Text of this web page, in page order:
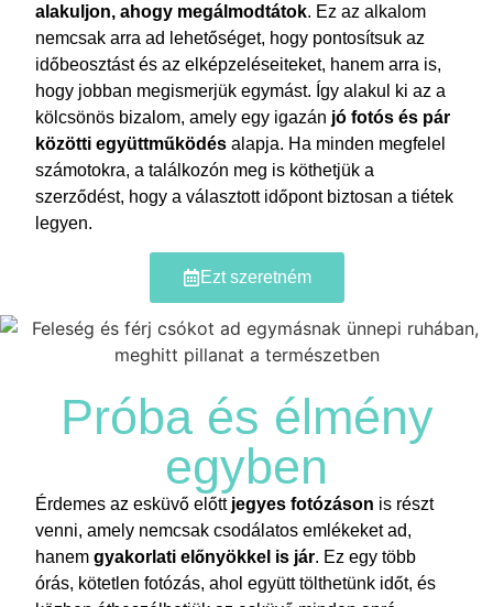
alakuljon, ahogy megálmodtátok. Ez az alkalom
nemcsak arra ad lehetőséget, hogy pontosítsuk az
időbeosztást és az elképzeléseiteket, hanem arra is,
hogy jobban megismerjük egymást. Így alakul ki az a
kölcsönös bizalom, amely egy igazán jó fotós és pár
közötti együttműködés alapja. Ha minden megfelel
számotokra, a találkozón meg is köthetjük a
szerződést, hogy a választott időpont biztosan a tiétek
legyen.
Ezt szeretném
Próba és élmény
egyben
Érdemes az esküvő előtt jegyes fotózáson is részt
venni, amely nemcsak csodálatos emlékeket ad,
hanem gyakorlati előnyökkel is jár. Ez egy több
órás, kötetlen fotózás, ahol együtt tölthetünk időt, és